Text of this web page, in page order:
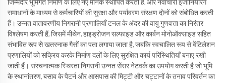
जिम्मेदार भूमिगत निर्माण के लिए नए मानक स्थापित करती हैं, और नवाचारी इंजीनियरिंग
समाधानों के माध्यम से कर्मचारियों की सुरक्षा और पर्यावरण संरक्षण दोनों को संबोधित करती
हैं। उन्नत वातावरणीय निगरानी प्रणालियाँ टनल के अंदर की वायु गुणवत्ता का निरंतर
विश्लेषण करती हैं, जिसमें मीथेन, हाइड्रोजन सल्फाइड और कार्बन मोनोऑक्साइड सहित
संभावित रूप से खतरनाक गैसों का पता लगाया जाता है, जबकि स्वचालित रूप से वेंटिलेशन
प्रणालियों को सक्रिय करके निर्माण दलों के लिए सुरक्षित कार्य परिस्थितियाँ बनाए रखी
जाती हैं। संरचनात्मक स्थिरता निगरानी उन्नत सेंसर नेटवर्क का उपयोग करती है जो भूमि
के स्थानांतरण, बसाव के पैटर्न और आसपास की मिट्टी और चट्टानों के तनाव परिवर्तन का